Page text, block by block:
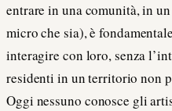
entrare in una comunità, in
micro che sia), è
interagire con loro, senza
residenti in un territorio non
Oggi nessuno conosce gli